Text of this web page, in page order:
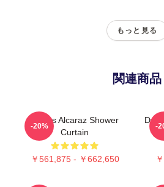
もっと見る
関連商品
Carlos Alcaraz Shower
Curtain
￥561,875 - ￥662,650
-20% -